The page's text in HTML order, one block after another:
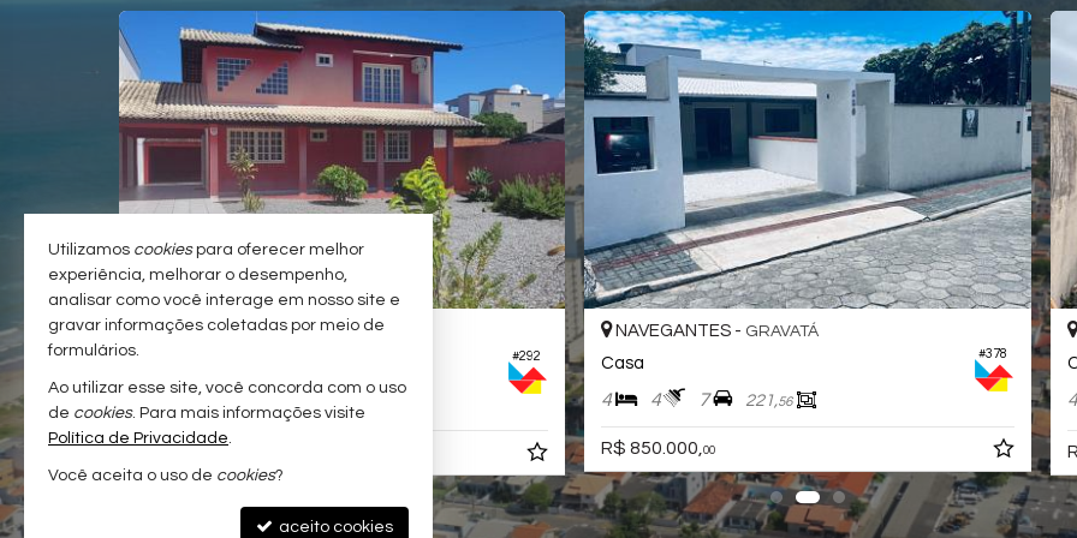
#398 #292
NAVEGANTES -SÃO DOMINGOS
R$ 900.000,
#378
NAVEGANTES - GRAVATÁ
Casa
4 4 7 221,56
R$ 850.000,00
4
Utilizamos cookiespara oferecer melhor
experiência, melhorar o desempenho,
analisar como você interage em nosso site e
gravar informações coletadas por meio de
formulários.
Ao utilizar esse site, você concorda com o uso
de cookies. Para mais informações visite
Política de Privacidade.
Você aceita o uso de cookies?
aceito cookies